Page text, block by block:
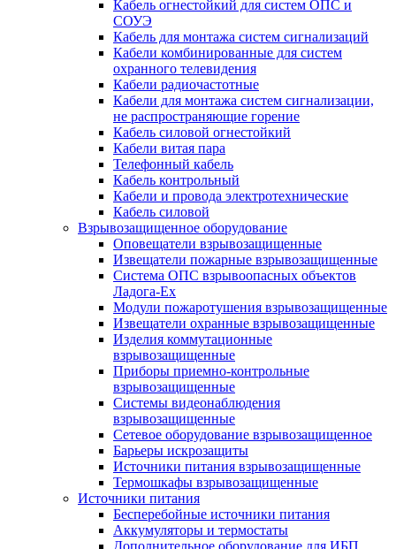
Кабель огнестойкий для систем ОПС и
СОУЭ
Кабель для монтажа систем сигнализаций
Кабели комбинированные для систем
охранного телевидения
Кабели радиочастотные
Кабели для монтажа систем сигнализации,
не распространяющие горение
Кабель силовой огнестойкий
Кабели витая пара
Телефонный кабель
Кабель контрольный
Кабели и провода электротехнические
Кабель силовой
Взрывозащищенное оборудование
Оповещатели взрывозащищенные
Извещатели пожарные взрывозащищенные
Система ОПС взрывоопасных объектов
Ладога-Ex
Модули пожаротушения взрывозащищенные
Извещатели охранные взрывозащищенные
Изделия коммутационные
взрывозащищенные
Приборы приемно-контрольные
взрывозащищенные
Системы видеонаблюдения
взрывозащищенные
Сетевое оборудование взрывозащищенное
Барьеры искрозащиты
Источники питания взрывозащищенные
Термошкафы взрывозащищенные
Источники питания
Бесперебойные источники питания
Аккумуляторы и термостаты
Дополнительное оборудование для ИБП